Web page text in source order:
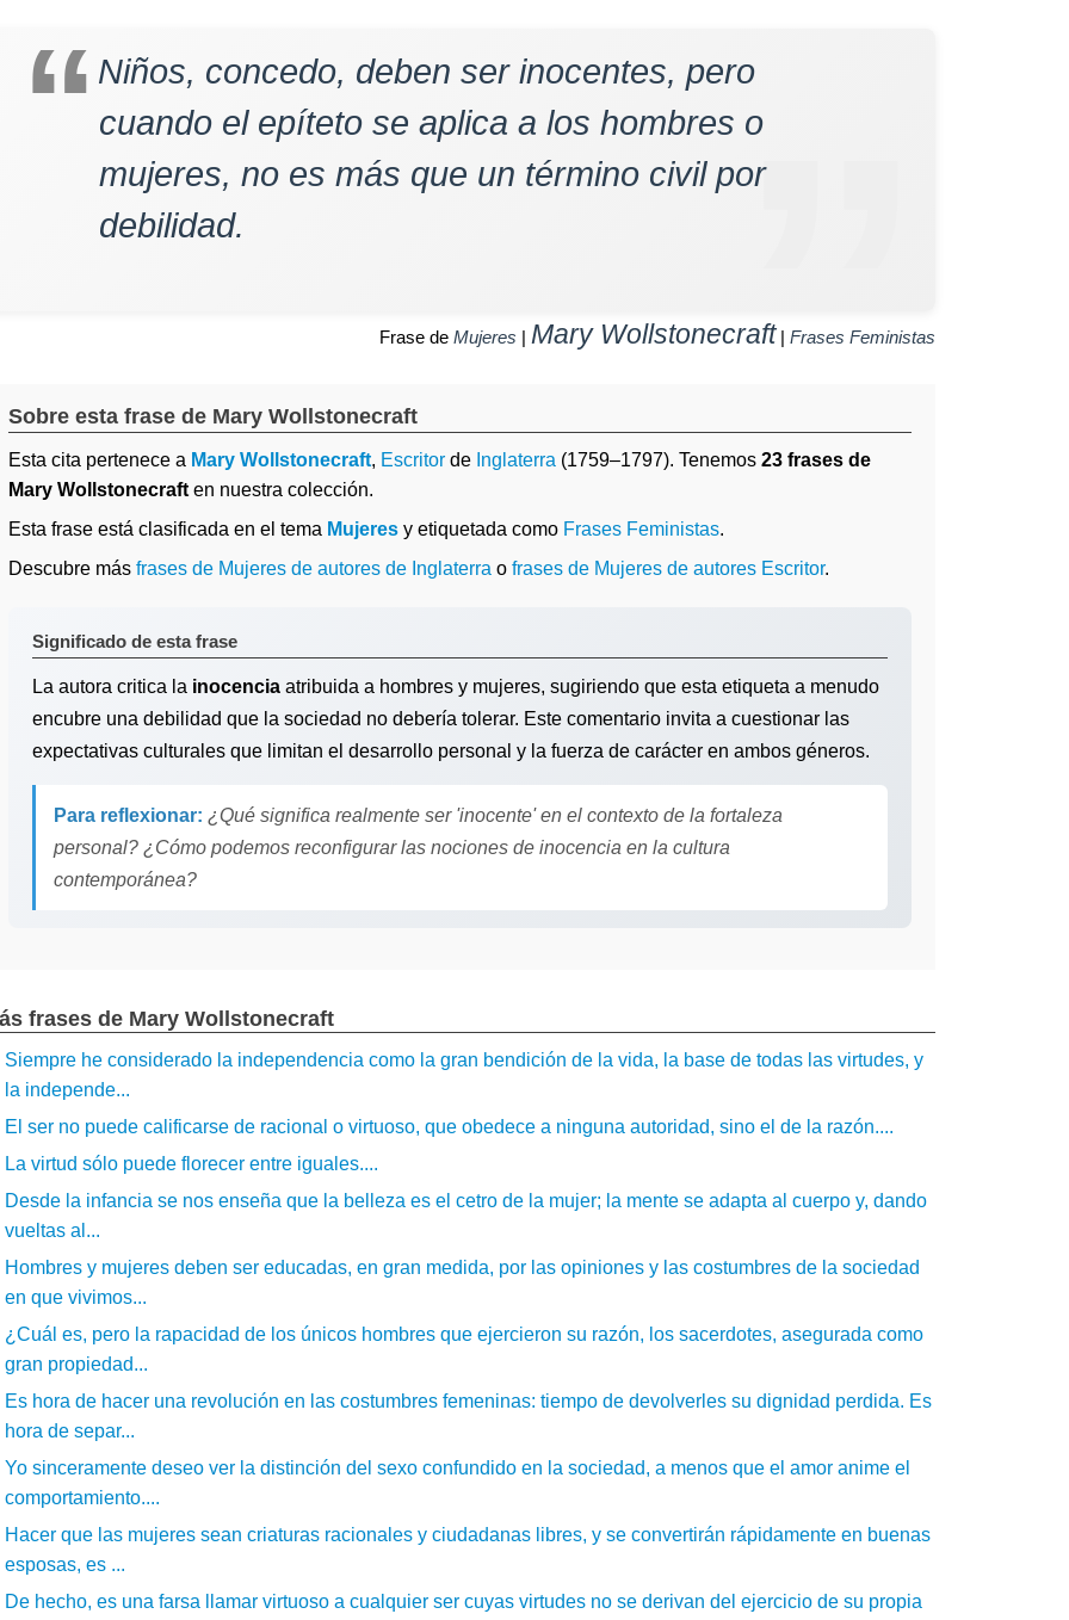
Niños, concedo, deben ser inocentes, pero
cuando el epíteto se aplica a los hombres o
mujeres, no es más que un término civil por
debilidad.
Frase de Mujeres | Mary Wollstonecraft| Frases Feministas
Sobre esta frase de Mary Wollstonecraft
Esta cita pertenece a Mary Wollstonecraft, Escritor de Inglaterra (1759–1797). Tenemos 23 frases de
Mary Wollstonecraft en nuestra colección.
Esta frase está clasificada en el tema Mujeres y etiquetada como Frases Feministas.
Descubre más frases de Mujeres de autores de Inglaterra o frases de Mujeres de autores Escritor.
Significado de esta frase
La autora critica la inocencia atribuida a hombres y mujeres, sugiriendo que esta etiqueta a menudo
encubre una debilidad que la sociedad no debería tolerar. Este comentario invita a cuestionar las
expectativas culturales que limitan el desarrollo personal y la fuerza de carácter en ambos géneros.
Para reflexionar: ¿Qué significa realmente ser 'inocente' en el contexto de la fortaleza
personal? ¿Cómo podemos reconfigurar las nociones de inocencia en la cultura
contemporánea?
frases de Mary Wollstonecraft
Siempre he considerado la independencia como la gran bendición de la vida, la base de todas las virtudes, y
la independe...
El ser no puede calificarse de racional o virtuoso, que obedece a ninguna autoridad, sino el de la razón....
La virtud sólo puede florecer entre iguales....
Desde la infancia se nos enseña que la belleza es el cetro de la mujer; la mente se adapta al cuerpo y, dando
vueltas al...
Hombres y mujeres deben ser educadas, en gran medida, por las opiniones y las costumbres de la sociedad
en que vivimos...
¿Cuál es, pero la rapacidad de los únicos hombres que ejercieron su razón, los sacerdotes, asegurada como
gran propiedad...
Es hora de hacer una revolución en las costumbres femeninas: tiempo de devolverles su dignidad perdida. Es
hora de separ...
Yo sinceramente deseo ver la distinción del sexo confundido en la sociedad, a menos que el amor anime el
comportamiento....
Hacer que las mujeres sean criaturas racionales y ciudadanas libres, y se convertirán rápidamente en buenas
esposas, es ...
De hecho, es una farsa llamar virtuoso a cualquier ser cuyas virtudes no se derivan del ejercicio de su propia